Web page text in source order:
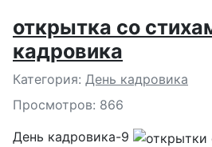
открытка со
кадровика
Подробности
Категория: День кадровика
Просмотров: 866
День кадровика-9